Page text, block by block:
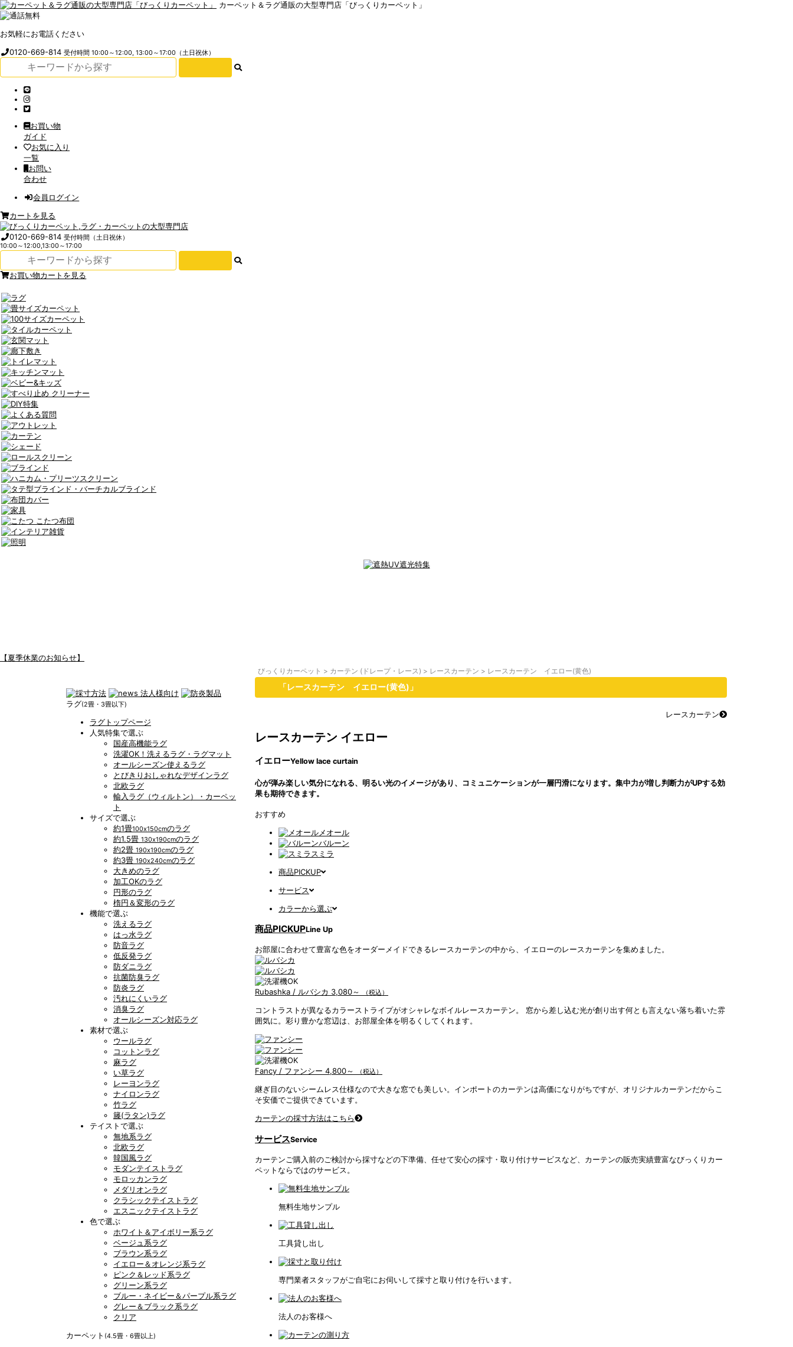
カーペット＆ラグ通販の大型専門店「びっくりカーペット」
お気軽にお電話ください
0120-669-814受付時間 10:00～12:00, 13:00～17:00（土日祝休）
お買い物
ガイド
お気に入り
一覧
お問い
合わせ
会員ログイン
カートを見る
0120-669-814受付時間（土日祝休）
10:00～12:00,13:00～17:00
お買い物カートを見る
【夏季休業のお知らせ】
ラグ(2畳・3畳以下)
ラグトップページ
人気特集で選ぶ
国産高機能ラグ
洗濯OK！洗えるラグ・ラグマット
オールシーズン使えるラグ
とびきりおしゃれなデザインラグ
北欧ラグ
輸入ラグ（ウィルトン）・カーペッ
ト
サイズで選ぶ
約1畳100x150cmのラグ
約1.5畳 130x190cmのラグ
約2畳 190x190cmのラグ
約3畳 190x240cmのラグ
大きめのラグ
加工OKのラグ
円形のラグ
楕円＆変形のラグ
機能で選ぶ
洗えるラグ
はっ水ラグ
防音ラグ
低反発ラグ
防ダニラグ
抗菌防臭ラグ
防炎ラグ
汚れにくいラグ
消臭ラグ
オールシーズン対応ラグ
素材で選ぶ
ウールラグ
コットンラグ
麻ラグ
い草ラグ
レーヨンラグ
ナイロンラグ
竹ラグ
籐(ラタン)ラグ
テイストで選ぶ
無地系ラグ
北欧ラグ
韓国風ラグ
モダンテイストラグ
モロッカンラグ
メダリオンラグ
クラシックテイストラグ
エスニックテイストラグ
色で選ぶ
ホワイト＆アイボリー系ラグ
ベージュ系ラグ
ブラウン系ラグ
イエロー＆オレンジ系ラグ
ピンク＆レッド系ラグ
グリーン系ラグ
ブルー・ネイビー＆パープル系ラグ
グレー＆ブラック系ラグ
クリア
カーペット (4.5畳・6畳以上)
びっくりカーペット > カーテン (ドレープ・レース) > レースカーテン > レースカーテン イエロー(黄色)
「レースカーテン イエロー(黄色)」
レースカーテン
レースカーテン イエロー
イエローYellow lace curtain
心が弾み楽しい気分になれる、明るい光のイメージがあり、コミュニケーションが一層円滑になります。集中力が増し判断力がUPする効
果も期待できます。
おすすめ
メオール
バルーン
スミラ
商品PICKUP
サービス
カラーから選ぶ
商品PICKUPLine Up
お部屋に合わせて豊富な色をオーダーメイドできるレースカーテンの中から、イエローのレースカーテンを集めました。
Rubashka / ルバシカ 3,080～ （税込）
コントラストが異なるカラーストライプがオシャレなボイルレースカーテン。 窓から差し込む光が創り出す何とも言えない落ち着いた雰
囲気に。彩り豊かな窓辺は、お部屋全体を明るくしてくれます。
Fancy / ファンシー 4,800～ （税込）
継ぎ目のないシームレス仕様なので大きな窓でも美しい。インポートのカーテンは高価になりがちですが、オリジナルカーテンだからこ
そ安価でご提供できています。
カーテンの採寸方法はこちら
サービスService
カーテンご購入前のご検討から採寸などの下準備、任せて安心の採寸・取り付けサービスなど、カーテンの販売実績豊富なびっくりカー
ペットならではのサービス。
無料生地サンプル
工具貸し出し
専門業者スタッフがご自宅にお伺いして採寸と取り付けを行います。
法人のお客様へ